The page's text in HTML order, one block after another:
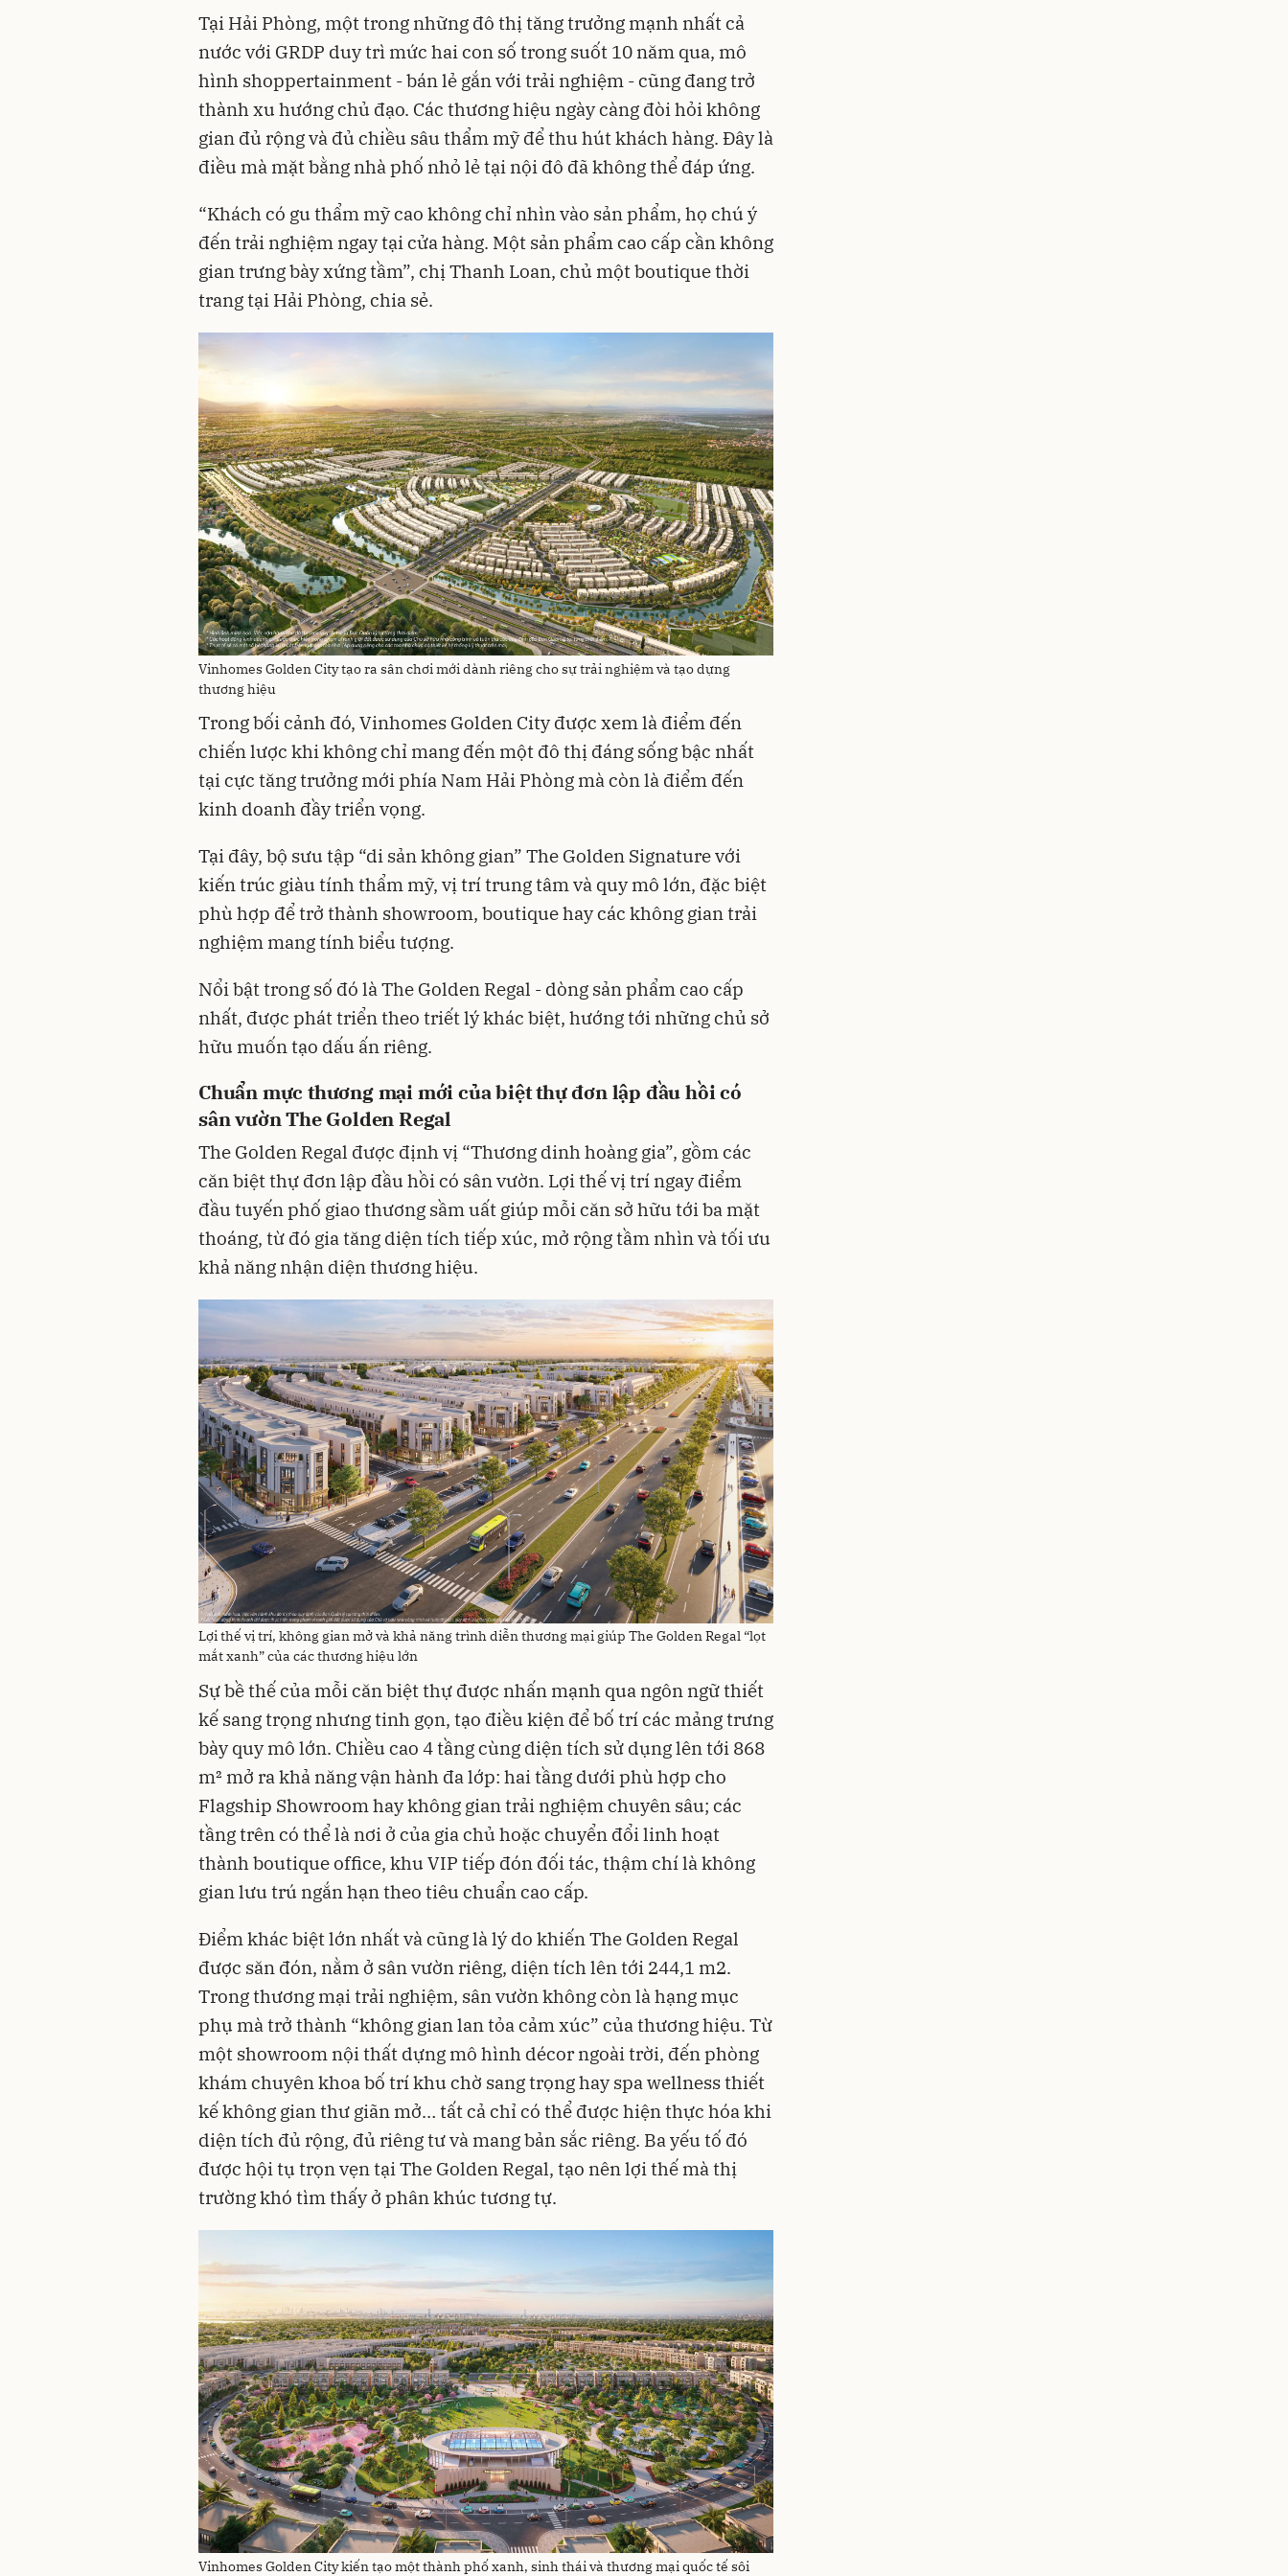
Tại Hải Phòng, một trong những đô thị tăng trưởng mạnh nhất cả
nước với GRDP duy trì mức hai con số trong suốt 10 năm qua, mô
hình shoppertainment - bán lẻ gắn với trải nghiệm - cũng đang trở
thành xu hướng chủ đạo. Các thương hiệu ngày càng đòi hỏi không
gian đủ rộng và đủ chiều sâu thẩm mỹ để thu hút khách hàng. Đây là
điều mà mặt bằng nhà phố nhỏ lẻ tại nội đô đã không thể đáp ứng.
“Khách có gu thẩm mỹ cao không chỉ nhìn vào sản phẩm, họ chú ý
đến trải nghiệm ngay tại cửa hàng. Một sản phẩm cao cấp cần không
gian trưng bày xứng tầm”, chị Thanh Loan, chủ một boutique thời
trang tại Hải Phòng, chia sẻ.
Vinhomes Golden City tạo ra sân chơi mới dành riêng cho sự trải nghiệm và tạo dựng
thương hiệu
Trong bối cảnh đó, Vinhomes Golden City được xem là điểm đến
chiến lược khi không chỉ mang đến một đô thị đáng sống bậc nhất
tại cực tăng trưởng mới phía Nam Hải Phòng mà còn là điểm đến
kinh doanh đầy triển vọng.
Tại đây, bộ sưu tập “di sản không gian” The Golden Signature với
kiến trúc giàu tính thẩm mỹ, vị trí trung tâm và quy mô lớn, đặc biệt
phù hợp để trở thành showroom, boutique hay các không gian trải
nghiệm mang tính biểu tượng.
Nổi bật trong số đó là The Golden Regal - dòng sản phẩm cao cấp
nhất, được phát triển theo triết lý khác biệt, hướng tới những chủ sở
hữu muốn tạo dấu ấn riêng.
Chuẩn mực thương mại mới của biệt thự đơn lập đầu hồi có
sân vườn The Golden Regal
The Golden Regal được định vị “Thương dinh hoàng gia”, gồm các
căn biệt thự đơn lập đầu hồi có sân vườn. Lợi thế vị trí ngay điểm
đầu tuyến phố giao thương sầm uất giúp mỗi căn sở hữu tới ba mặt
thoáng, từ đó gia tăng diện tích tiếp xúc, mở rộng tầm nhìn và tối ưu
khả năng nhận diện thương hiệu.
Lợi thế vị trí, không gian mở và khả năng trình diễn thương mại giúp The Golden Regal “lọt
mắt xanh” của các thương hiệu lớn
Sự bề thế của mỗi căn biệt thự được nhấn mạnh qua ngôn ngữ thiết
kế sang trọng nhưng tinh gọn, tạo điều kiện để bố trí các mảng trưng
bày quy mô lớn. Chiều cao 4 tầng cùng diện tích sử dụng lên tới 868
m² mở ra khả năng vận hành đa lớp: hai tầng dưới phù hợp cho
Flagship Showroom hay không gian trải nghiệm chuyên sâu; các
tầng trên có thể là nơi ở của gia chủ hoặc chuyển đổi linh hoạt
thành boutique office, khu VIP tiếp đón đối tác, thậm chí là không
gian lưu trú ngắn hạn theo tiêu chuẩn cao cấp.
Điểm khác biệt lớn nhất và cũng là lý do khiến The Golden Regal
được săn đón, nằm ở sân vườn riêng, diện tích lên tới 244,1 m2.
Trong thương mại trải nghiệm, sân vườn không còn là hạng mục
phụ mà trở thành “không gian lan tỏa cảm xúc” của thương hiệu. Từ
một showroom nội thất dựng mô hình décor ngoài trời, đến phòng
khám chuyên khoa bố trí khu chờ sang trọng hay spa wellness thiết
kế không gian thư giãn mở… tất cả chỉ có thể được hiện thực hóa khi
diện tích đủ rộng, đủ riêng tư và mang bản sắc riêng. Ba yếu tố đó
được hội tụ trọn vẹn tại The Golden Regal, tạo nên lợi thế mà thị
trường khó tìm thấy ở phân khúc tương tự.
Vinhomes Golden City kiến tạo một thành phố xanh, sinh thái và thương mại quốc tế sôi